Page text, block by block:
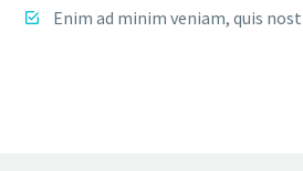
Enim ad minim veniam, quis